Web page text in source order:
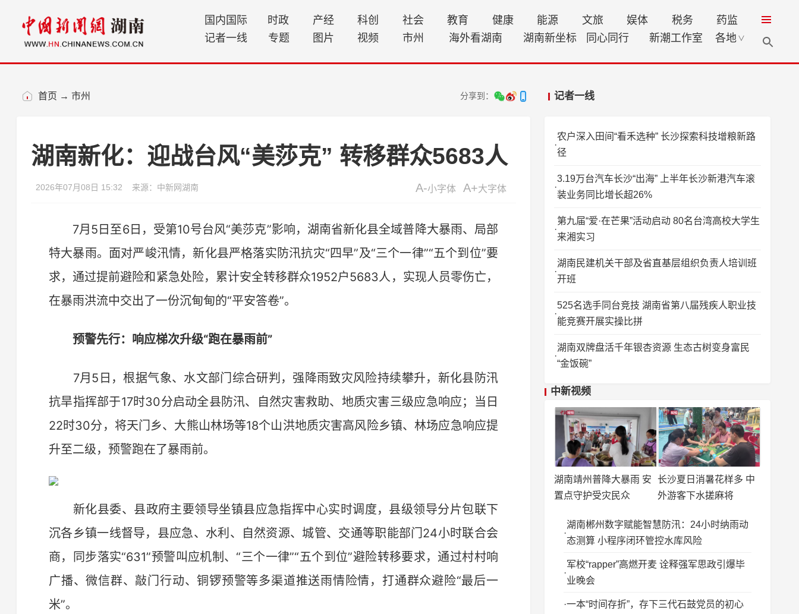
国内国际 时政 产经 科创 社会 教育 健康 能源 文旅 娱体 税务
药监
记者一线
专题 图片 视频 市州 海外看湖南 湖南新坐标 同心同行 新潮工作室 各地 ∨
首页 → 市州 分享到： 记者一线
湖南新化：迎战台风“美莎克” 转移群众5683人
2026年07月08日 15:32 来源：中新网湖南 A-小字体 A+大字体
7月5日至6日，受第10号台风“美莎克”影响，湖南省新化县全域普降大暴雨、局部
特大暴雨。面对严峻汛情，新化县严格落实防汛抗灾“四早”及“三个一律”“五个到位”要
求，通过提前避险和紧急处险，累计安全转移群众1952户5683人，实现人员零伤亡，
在暴雨洪流中交出了一份沉甸甸的“平安答卷”。
预警先行：响应梯次升级“跑在暴雨前”
7月5日，根据气象、水文部门综合研判，强降雨致灾风险持续攀升，新化县防汛
抗旱指挥部于17时30分启动全县防汛、自然灾害救助、地质灾害三级应急响应；当日
22时30分，将天门乡、大熊山林场等18个山洪地质灾害高风险乡镇、林场应急响应提
升至二级，预警跑在了暴雨前。
新化县委、县政府主要领导坐镇县应急指挥中心实时调度，县级领导分片包联下
沉各乡镇一线督导，县应急、水利、自然资源、城管、交通等职能部门24小时联合会
商，同步落实“631”预警叫应机制、“三个一律”“五个到位”避险转移要求，通过村村响
广播、微信群、敲门行动、铜锣预警等多渠道推送雨情险情，打通群众避险“最后一
米”。
农户深入田间“看禾选种” 长沙探索科技增粮新路
径
3.19万台汽车长沙“出海” 上半年长沙新港汽车滚
装业务同比增长超26%
第九届“爱·在芒果”活动启动 80名台湾高校大学生
来湘实习
湖南民建机关干部及省直基层组织负责人培训班
开班
525名选手同台竞技 湖南省第八届残疾人职业技
能竞赛开展实操比拼
湖南双牌盘活千年银杏资源 生态古树变身富民
“金饭碗”
中新视频
湖南靖州普降大暴雨 安
置点守护受灾民众
长沙夏日消暑花样多 中
外游客下水搓麻将
湖南郴州数字赋能智慧防汛：24小时纳雨动
态测算 小程序闭环管控水库风险
军校“rapper”高燃开麦 诠释强军思政引爆毕
业晚会
一本“时间存折”，存下三代石鼓党员的初心